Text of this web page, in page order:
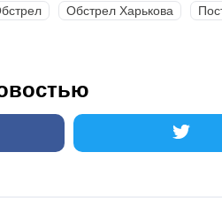
Обстрел Харькова